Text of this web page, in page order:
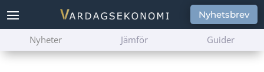
Nyhetsbrev
Nyheter Jämför Guider